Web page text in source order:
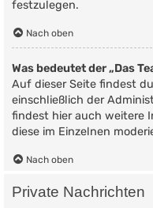
festzulegen.
Nach oben
Was bedeutet der „Das
Auf dieser Seite findest
einschließlich der
findest hier auch weitere
diese im Einzelnen
Nach oben
Private Nachrichten